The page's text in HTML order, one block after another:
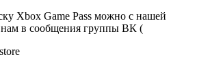
Xbox Game Pass можно с нашей
в сообщения группы ВК (